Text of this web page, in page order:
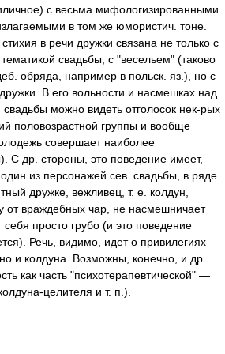
с весьма мифологизированными
в том же юмористич. тоне.
в речи дружки связана не только с
свадьбы, с "весельем" (таково
обряда, например в польск. яз.), но с
В его вольности и насмешках над
можно видеть отголосок нек-рых
половозрастной группы и вообще
совершает наиболее
С др. стороны, это поведение имеет,
из персонажей сев. свадьбы, в ряде
дружке, вежливец, т. е. колдун,
от враждебных чар, не насмешничает
себя просто грубо (и это поведение
Речь, видимо, идет о привилегиях
и колдуна. Возможны, конечно, и др.
как часть "психотерапевтической" —
целителя и т. п.).